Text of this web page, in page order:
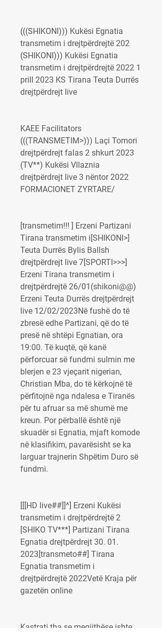
(((SHIKONI))) Kukësi Egnatia
transmetim i drejtpërdrejtë 202
(SHIKONI))) Kukësi Egnatia
transmetim i drejtpërdrejtë 2022 1
prill 2023 KS Tirana Teuta Durrës
drejtpërdrejt live
KAEE Facilitators
(((TRANSMETIM>))) Laçi Tomori
drejtpërdrejt falas 2 shkurt 2023
(TV**) Kukësi Vllaznia
drejtpërdrejt live 3 nëntor 2022
FORMACIONET ZYRTARE/
[transmetim!!! ] Erzeni Partizani
Tirana transmetim i[SHIKONI>]
Teuta Durrës Bylis Ballsh
drejtpërdrejt live 7[SPORTI>>>]
Erzeni Tirana transmetim i
drejtpërdrejtë 26/01(shikoni@@)
Erzeni Teuta Durrës drejtpërdrejt
live 12/02/2023Në fushë do të
zbresë edhe Partizani, që do të
presë në shtëpi Egnatian, ora
19:00. Të kuqtë, që kanë
përforcuar së fundmi sulmin me
blerjen e 23 vjeçarit nigerian,
Christian Mba, do të kërkojnë të
përfitojnë nga ndalesa e Tiranës
për tu afruar sa më shumë me
kreun. Por përballë është një
skuadër si Egnatia, mjaft komode
në klasifikim, pavarësisht se ka
larguar trajnerin Shpëtim Duro së
fundmi.
[[[HD live##]]^] Erzeni Kukësi
transmetim i drejtpërdrejtë 2
[SHIKO TV***] Partizani Tirana
Egnatia drejtpërdrejt 30. 01.
2023[transmeto##] Tirana
Egnatia transmetim i
drejtpërdrejtë 2022Vetë Kraja për
gazetën online
Kastrati tha se megjithëse ishte